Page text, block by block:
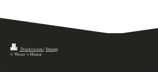
Druckversion | Sitemap
© Werner´s Minicar